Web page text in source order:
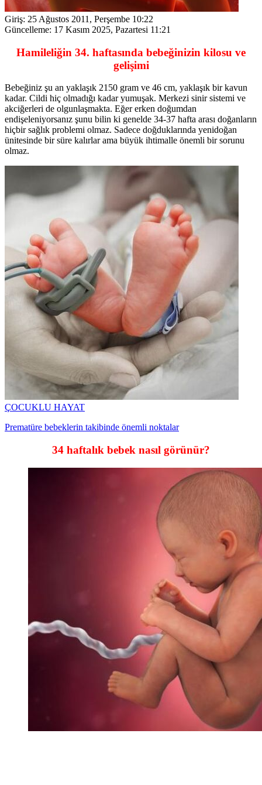
Giriş: 25 Ağustos 2011, Perşembe 10:22
Güncelleme: 17 Kasım 2025, Pazartesi 11:21
Hamileliğin 34. haftasında bebeğinizin kilosu ve
gelişimi
Bebeğiniz şu an yaklaşık 2150 gram ve 46 cm, yaklaşık bir kavun
kadar. Cildi hiç olmadığı kadar yumuşak. Merkezi sinir sistemi ve
akciğerleri de olgunlaşmakta. Eğer erken doğumdan
endişeleniyorsanız şunu bilin ki genelde 34-37 hafta arası doğanların
hiçbir sağlık problemi olmaz. Sadece doğduklarında yenidoğan
ünitesinde bir süre kalırlar ama büyük ihtimalle önemli bir sorunu
olmaz.
ÇOCUKLU HAYAT
Prematüre bebeklerin takibinde önemli noktalar
34 haftalık bebek nasıl görünür?